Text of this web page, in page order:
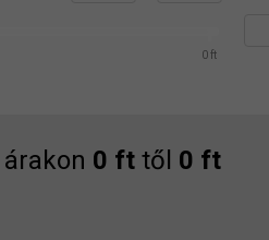
0 ft
0 ft től 0 ft